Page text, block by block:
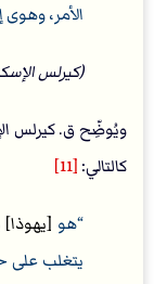
الأمر، وهوى
(كيرلس
ويُوضِّح ق. كيرلس
كالتالي: [11]
هو [يهوذا]
يتغلب على